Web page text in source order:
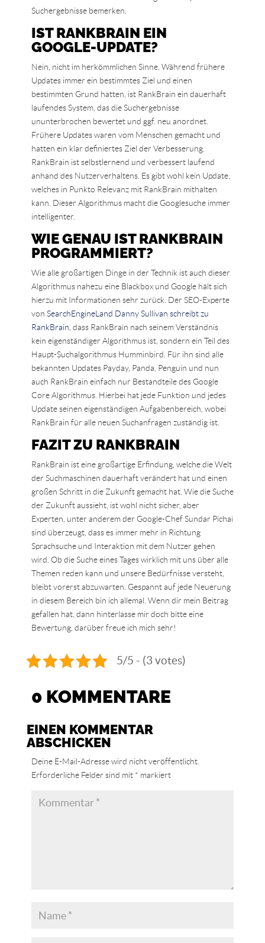
Suchergebnisse bemerken.
IST RANKBRAIN EIN
GOOGLE-UPDATE?
Nein, nicht im herkömmlichen Sinne. Während frühere
Updates immer ein bestimmtes Ziel und einen
bestimmten Grund hatten, ist RankBrain ein dauerhaft
laufendes System, das die Suchergebnisse
ununterbrochen bewertet und ggf. neu anordnet.
Frühere Updates waren vom Menschen gemacht und
hatten ein klar definiertes Ziel der Verbesserung.
RankBrain ist selbstlernend und verbessert laufend
anhand des Nutzerverhaltens. Es gibt wohl kein Update,
welches in Punkto Relevanz mit RankBrain mithalten
kann. Dieser Algorithmus macht die Googlesuche immer
intelligenter.
WIE GENAU IST RANKBRAIN
PROGRAMMIERT?
Wie alle großartigen Dinge in der Technik ist auch dieser
Algorithmus nahezu eine Blackbox und Google hält sich
hierzu mit Informationen sehr zurück. Der SEO-Experte
von SearchEngineLand Danny Sullivan schreibt zu
RankBrain , dass RankBrain nach seinem Verständnis
kein eigenständiger Algorithmus ist, sondern ein Teil des
Haupt-Suchalgorithmus Humminbird. Für ihn sind alle
bekannten Updates Payday, Panda, Penguin und nun
auch RankBrain einfach nur Bestandteile des Google
Core Algorithmus. Hierbei hat jede Funktion und jedes
Update seinen eigenständigen Aufgabenbereich, wobei
RankBrain für alle neuen Suchanfragen zuständig ist.
FAZIT ZU RANKBRAIN
RankBrain ist eine großartige Erfindung, welche die Welt
der Suchmaschinen dauerhaft verändert hat und einen
großen Schritt in die Zukunft gemacht hat. Wie die Suche
der Zukunft aussieht, ist wohl nicht sicher, aber
Experten, unter anderem der Google-Chef Sundar Pichai
sind überzeugt, dass es immer mehr in Richtung
Sprachsuche und Interaktion mit dem Nutzer gehen
wird. Ob die Suche eines Tages wirklich mit uns über alle
Themen reden kann und unsere Bedürfnisse versteht,
bleibt vorerst abzuwarten. Gespannt auf jede Neuerung
in diesem Bereich bin ich allemal. Wenn dir mein Beitrag
gefallen hat, dann hinterlasse mir doch bitte eine
Bewertung, darüber freue ich mich sehr!
5/5 - (3 votes)
0 KOMMENTARE
EINEN KOMMENTAR
ABSCHICKEN
Deine E-Mail-Adresse wird nicht veröffentlicht.
Erforderliche Felder sind mit * markiert